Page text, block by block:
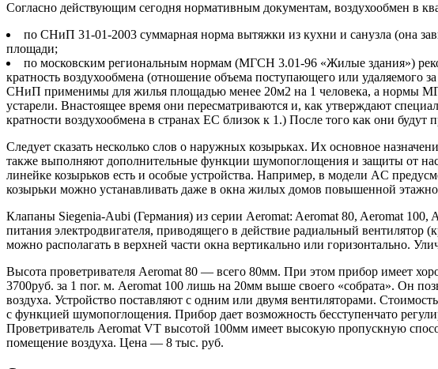
Согласно действующим сегодня нормативным документам, воздухообмен в
по СНиП 31-01-2003 суммарная норма вытяжки из кухни и санузла (она
площади;
по московским региональным нормам (МГСН 3.01-96 «Жилые здания»)
кратность воздухообмена (отношение объема поступающего или
СНиП применимы для жилья площадью менее 20м2 на 1 человека, а нормы
устарели. Внастоящее время они пересматриваются и, как утверждают
кратности воздухообмена в странах ЕС близок к 1.) После того как они
Следует сказать несколько слов о наружных козырьках. Их основное
также выполняют дополнительные функции шумопоглощения и защиты от
линейке козырьков есть и особые устройства. Например, в модели AC
козырьки можно устанавливать даже в окна жилых домов повышенной
Клапаны Siegenia-Aubi (Германия) из серии Aeromat: Aeromat 80, Aeromat 100,
питания электродвигателя, приводящего в действие радиальный вентилятор
можно располагать в верхней части окна вертикально или горизонтально.
Высота проветривателя Aeromat 80 — всего 80мм. При этом прибор имеет
3700руб. за 1 пог. м. Aeromat 100 лишь на 20мм выше своего «собрата». Он
воздуха. Устройство поставляют с одним или двумя вентиляторами.
с функцией шумопоглощения. Прибор дает возможность бесступенчато
Проветриватель Aeromat VT высотой 100мм имеет высокую пропускную
помещение воздуха. Цена — 8 тыс. руб.